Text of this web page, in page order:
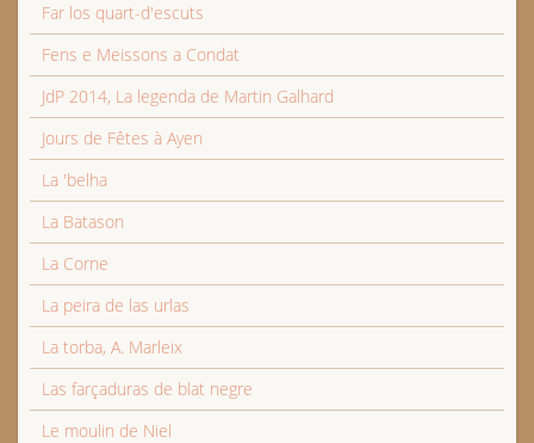
Far los quart-d'escuts
Fens e Meissons a Condat
JdP 2014, La legenda de Martin Galhard
Jours de Fêtes à Ayen
La 'belha
La Batason
La Corne
La peira de las urlas
La torba, A. Marleix
Las farçaduras de blat negre
Le moulin de Niel